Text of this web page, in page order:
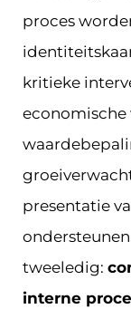
proces
kritieke
economische
presentatie
tweeledig:
interne